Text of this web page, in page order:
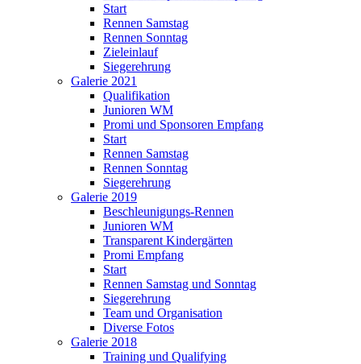
Start
Rennen Samstag
Rennen Sonntag
Zieleinlauf
Siegerehrung
Galerie 2021
Qualifikation
Junioren WM
Promi und Sponsoren Empfang
Start
Rennen Samstag
Rennen Sonntag
Siegerehrung
Galerie 2019
Beschleunigungs-Rennen
Junioren WM
Transparent Kindergärten
Promi Empfang
Start
Rennen Samstag und Sonntag
Siegerehrung
Team und Organisation
Diverse Fotos
Galerie 2018
Training und Qualifying